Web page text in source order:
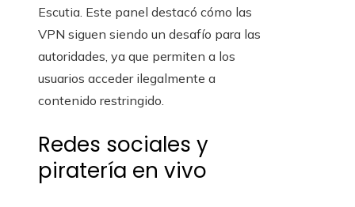
Escutia. Este panel destacó cómo las
VPN siguen siendo un desafío para las
autoridades, ya que permiten a los
usuarios acceder ilegalmente a
contenido restringido.
Redes sociales y
piratería en vivo